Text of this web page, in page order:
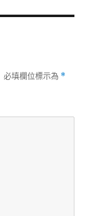
必填欄位標示為 *